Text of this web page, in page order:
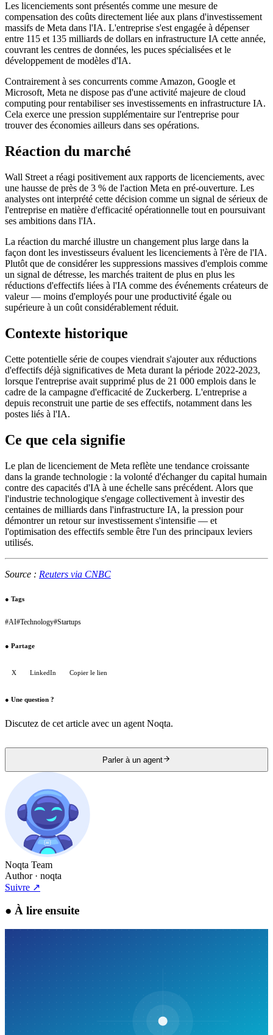
Les licenciements sont présentés comme une mesure de
compensation des coûts directement liée aux plans d'investissement
massifs de Meta dans l'IA. L'entreprise s'est engagée à dépenser
entre 115 et 135 milliards de dollars en infrastructure IA cette année,
couvrant les centres de données, les puces spécialisées et le
développement de modèles d'IA.
Contrairement à ses concurrents comme Amazon, Google et
Microsoft, Meta ne dispose pas d'une activité majeure de cloud
computing pour rentabiliser ses investissements en infrastructure IA.
Cela exerce une pression supplémentaire sur l'entreprise pour
trouver des économies ailleurs dans ses opérations.
Réaction du marché
Wall Street a réagi positivement aux rapports de licenciements, avec
une hausse de près de 3 % de l'action Meta en pré-ouverture. Les
analystes ont interprété cette décision comme un signal de sérieux de
l'entreprise en matière d'efficacité opérationnelle tout en poursuivant
ses ambitions dans l'IA.
La réaction du marché illustre un changement plus large dans la
façon dont les investisseurs évaluent les licenciements à l'ère de l'IA.
Plutôt que de considérer les suppressions massives d'emplois comme
un signal de détresse, les marchés traitent de plus en plus les
réductions d'effectifs liées à l'IA comme des événements créateurs de
valeur — moins d'employés pour une productivité égale ou
supérieure à un coût considérablement réduit.
Contexte historique
Cette potentielle série de coupes viendrait s'ajouter aux réductions
d'effectifs déjà significatives de Meta durant la période 2022-2023,
lorsque l'entreprise avait supprimé plus de 21 000 emplois dans le
cadre de la campagne d'efficacité de Zuckerberg. L'entreprise a
depuis reconstruit une partie de ses effectifs, notamment dans les
postes liés à l'IA.
Ce que cela signifie
Le plan de licenciement de Meta reflète une tendance croissante
dans la grande technologie : la volonté d'échanger du capital humain
contre des capacités d'IA à une échelle sans précédent. Alors que
l'industrie technologique s'engage collectivement à investir des
centaines de milliards dans l'infrastructure IA, la pression pour
démontrer un retour sur investissement s'intensifie — et
l'optimisation des effectifs semble être l'un des principaux leviers
utilisés.
Source : Reuters via CNBC
● Tags
#AI#Technology#Startups
● Partage
X LinkedIn Copier le lien
● Une question ?
Discutez de cet article avec un agent Noqta.
Parler à un agent
Noqta Team
Author· noqta
Suivre ↗
● À lire ensuite